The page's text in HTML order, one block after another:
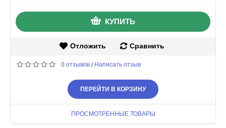
КУПИТЬ
Отложить Сравнить
0 отзывов / Написать отзыв
ПЕРЕЙТИ В КОРЗИНУ
ПРОСМОТРЕННЫЕ ТОВАРЫ